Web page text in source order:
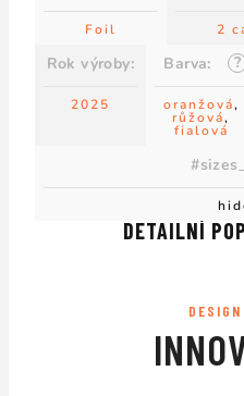
DETAILNÍ
Foil 2
Rok výroby:
2025
?
Barva:
oranžová,
růžová,
fialová